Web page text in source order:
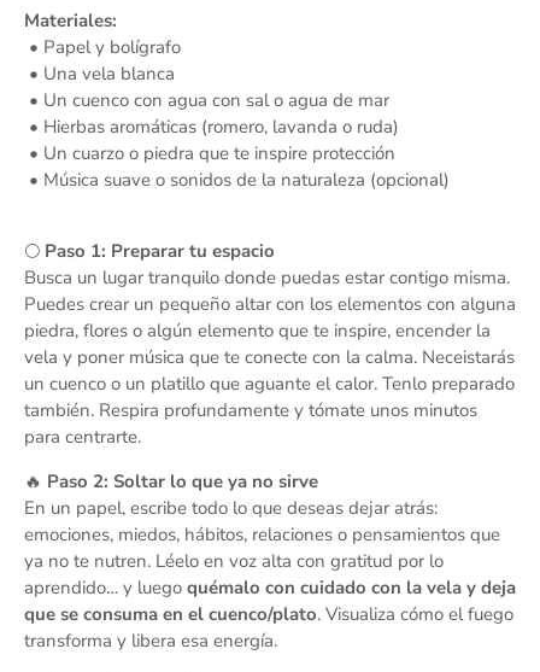
Materiales:
• Papel y bolígrafo
• Una vela blanca
• Un cuenco con agua con sal o agua de mar
• Hierbas aromáticas (romero, lavanda o ruda)
• Un cuarzo o piedra que te inspire protección
• Música suave o sonidos de la naturaleza (opcional)
🌕 Paso 1: Preparar tu espacio
Busca un lugar tranquilo donde puedas estar contigo misma.
Puedes crear un pequeño altar con los elementos con alguna
piedra, flores o algún elemento que te inspire, encender la
vela y poner música que te conecte con la calma. Neceistarás
un cuenco o un platillo que aguante el calor. Tenlo preparado
también. Respira profundamente y tómate unos minutos
para centrarte.
🔥 Paso 2: Soltar lo que ya no sirve
En un papel, escribe todo lo que deseas dejar atrás:
emociones, miedos, hábitos, relaciones o pensamientos que
ya no te nutren. Léelo en voz alta con gratitud por lo
aprendido… y luego quémalo con cuidado con la vela y deja
que se consuma en el cuenco/plato. Visualiza cómo el fuego
transforma y libera esa energía.